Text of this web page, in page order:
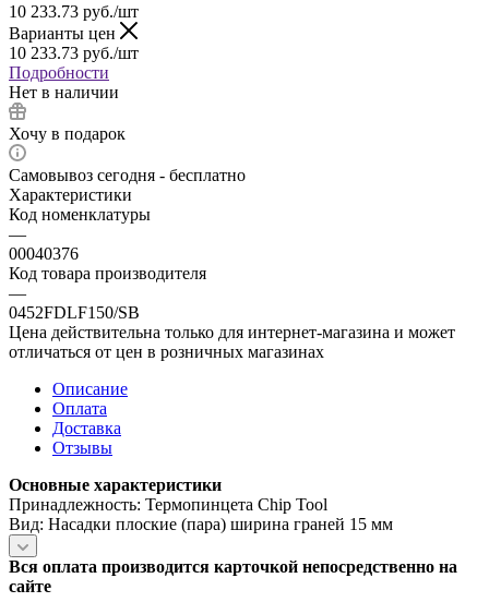
10 233.73 руб./шт
Варианты цен
10 233.73 руб./шт
Подробности
Нет в наличии
Хочу в подарок
Самовывоз сегодня - бесплатно
Характеристики
Код номенклатуры
—
00040376
Код товара производителя
—
0452FDLF150/SB
Цена действительна только для интернет-магазина и может
отличаться от цен в розничных магазинах
Описание
Оплата
Доставка
Отзывы
Основные характеристики
Принадлежность: Термопинцета Chip Tool
Вид: Насадки плоские (пара) ширина граней 15 мм
Вся оплата производится карточкой непосредственно на
сайте